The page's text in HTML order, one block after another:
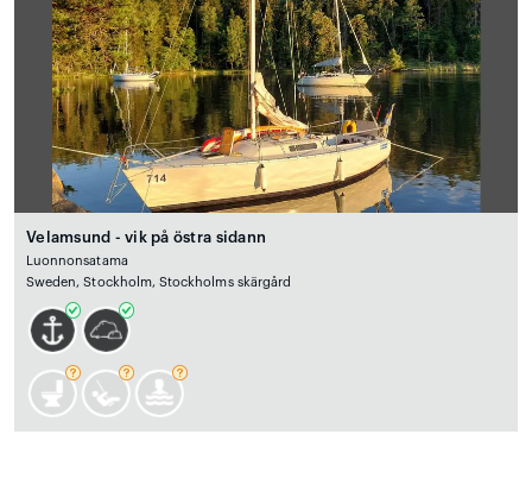
Velamsund - vik på östra sidann
Luonnonsatama
Sweden, Stockholm, Stockholms skärgård